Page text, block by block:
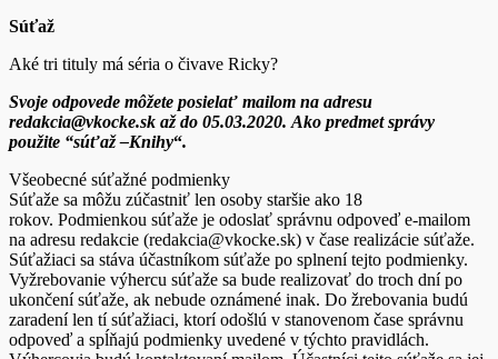
Súťaž
Aké tri tituly má séria o čivave Ricky?
Svoje odpovede môžete posielať mailom na adresu
redakcia@vkocke.sk až do 05.03.2020. Ako predmet správy
použite “súťaž –Knihy“.
Všeobecné súťažné podmienky
Súťaže sa môžu zúčastniť len osoby staršie ako 18
rokov. Podmienkou súťaže je odoslať správnu odpoveď e-mailom
na adresu redakcie (redakcia@vkocke.sk) v čase realizácie súťaže.
Súťažiaci sa stáva účastníkom súťaže po splnení tejto podmienky.
Vyžrebovanie výhercu súťaže sa bude realizovať do troch dní po
ukončení súťaže, ak nebude oznámené inak. Do žrebovania budú
zaradení len tí súťažiaci, ktorí odošlú v stanovenom čase správnu
odpoveď a spĺňajú podmienky uvedené v týchto pravidlách.